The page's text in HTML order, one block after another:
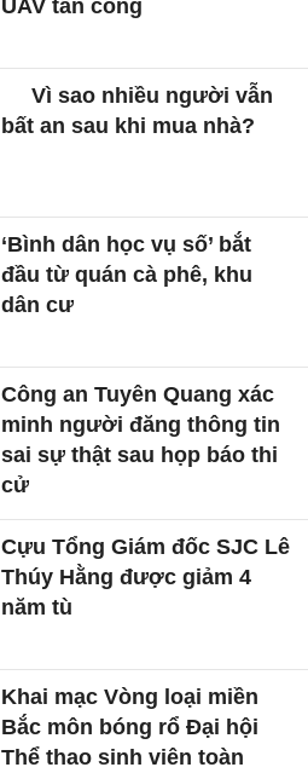
UAV tấn công
Vì sao nhiều người vẫn
bất an sau khi mua nhà?
‘Bình dân học vụ số’ bắt
đầu từ quán cà phê, khu
dân cư
Công an Tuyên Quang xác
minh người đăng thông tin
sai sự thật sau họp báo thi
cử
Cựu Tổng Giám đốc SJC Lê
Thúy Hằng được giảm 4
năm tù
Khai mạc Vòng loại miền
Bắc môn bóng rổ Đại hội
Thể thao sinh viên toàn